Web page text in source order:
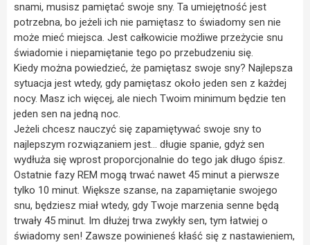
snami, musisz pamiętać swoje sny. Ta umiejętność jest
potrzebna, bo jeżeli ich nie pamiętasz to świadomy sen nie
może mieć miejsca. Jest całkowicie możliwe przeżycie snu
świadomie i niepamiętanie tego po przebudzeniu się.
Kiedy można powiedzieć, że pamiętasz swoje sny? Najlepsza
sytuacja jest wtedy, gdy pamiętasz około jeden sen z każdej
nocy. Masz ich więcej, ale niech Twoim minimum będzie ten
jeden sen na jedną noc.
Jeżeli chcesz nauczyć się zapamiętywać swoje sny to
najlepszym rozwiązaniem jest… długie spanie, gdyż sen
wydłuża się wprost proporcjonalnie do tego jak długo śpisz.
Ostatnie fazy REM mogą trwać nawet 45 minut a pierwsze
tylko 10 minut. Większe szanse, na zapamiętanie swojego
snu, będziesz miał wtedy, gdy Twoje marzenia senne będą
trwały 45 minut. Im dłużej trwa zwykły sen, tym łatwiej o
świadomy sen! Zawsze powinieneś kłaść się z nastawieniem,